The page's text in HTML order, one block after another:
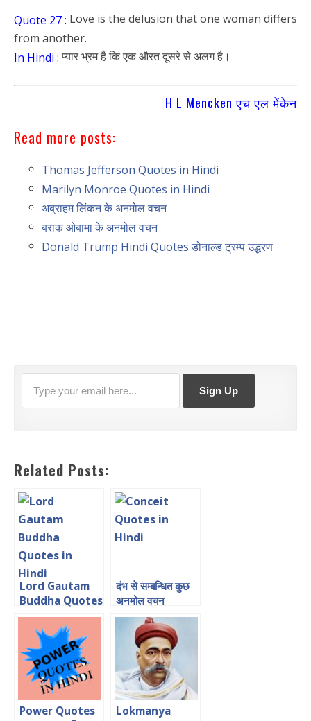
Quote 27 : Love is the delusion that one woman differs
from another.
In Hindi :प्यार भ्रम है कि एक औरत दूसरे से अलग है।
H L Mencken एच एल मेंकेन
Read more posts:
Thomas Jefferson Quotes in Hindi
Marilyn Monroe Quotes in Hindi
अब्राहम लिंकन के अनमोल वचन
बराक ओबामा के अनमोल वचन
Donald Trump Hindi Quotes डोनाल्ड ट्रम्प उद्धरण
Related Posts:
Lord Gautam
Buddha Quotes
in Hindi भगवान बुद्ध
के अनमोल वचन
दंभ से सम्बन्धित कुछ
अनमोल वचन
Power Quotes
Lokmanya